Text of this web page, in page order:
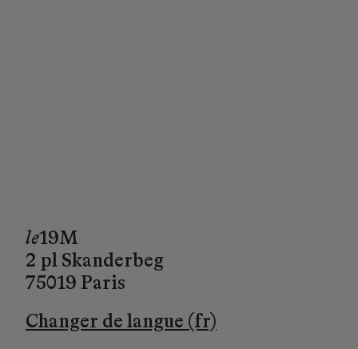
le19M
2 pl Skanderbeg
75019 Paris
Changer de langue (fr)